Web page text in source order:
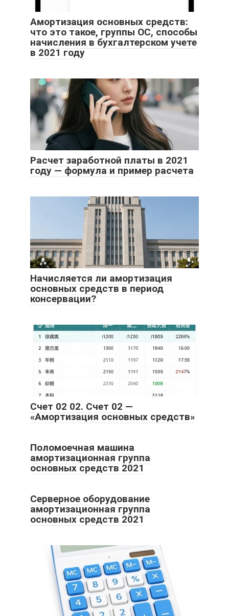
Амортизация основных средств:
что это такое, группы ОС, способы
начисления в бухгалтерском учете
в 2021 году
Расчет заработной платы в 2021
году — формула и пример расчета
Начисляется ли амортизация
основных средств в период
консервации?
Счет 02 02. Счет 02 —
«Амортизация основных средств»
Поломоечная машина
амортизационная группа
основных средств 2021
Серверное оборудование
амортизационная группа
основных средств 2021